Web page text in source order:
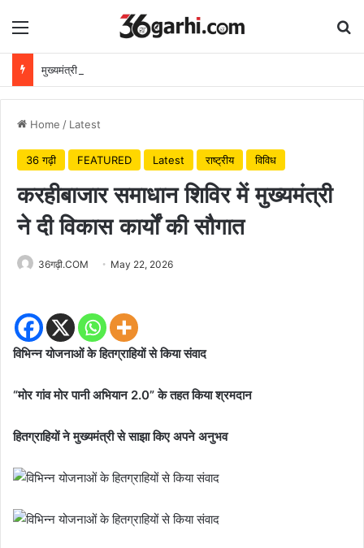
Menu
Home / Latest
36 गढ़ी FEATURED Latest राष्ट्रीय विविध
करहीबाजार समाधान शिविर में मुख्यमंत्री
ने दी विकास कार्यों की सौगात
36गढ़ी.COM May 22, 2026
विभिन्न योजनाओं के हितग्राहियों से किया संवाद
“मोर गांव मोर पानी अभियान 2.0” के तहत किया श्रमदान
हितग्राहियों ने मुख्यमंत्री से साझा किए अपने अनुभव